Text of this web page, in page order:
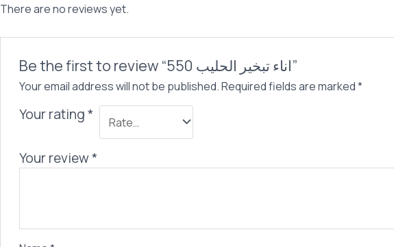
There are no reviews yet.
Be the first to review “اناء تبخير الحليب 550”
Your email address will not be published.Required fields are marked*
Your rating*
Your review*